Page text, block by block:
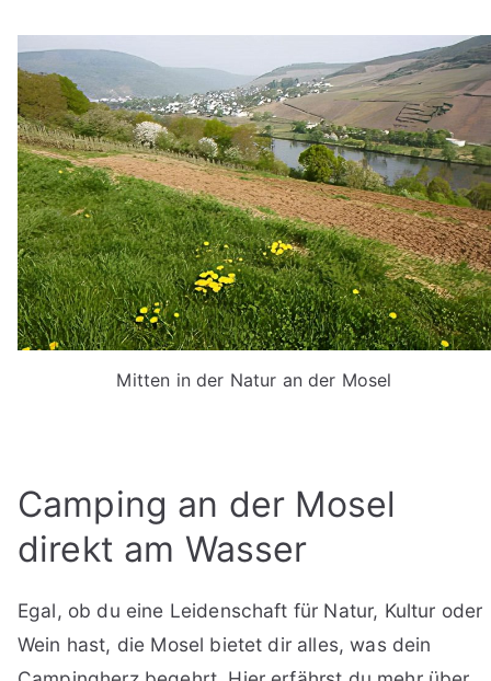
Mitten in der Natur an der Mosel
Camping an der Mosel
direkt am Wasser
Egal, ob du eine Leidenschaft für Natur, Kultur oder
Wein hast, die Mosel bietet dir alles, was dein